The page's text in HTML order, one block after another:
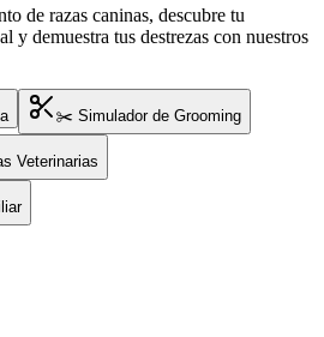
de razas caninas, descubre tu
y demuestra tus destrezas con nuestros
✂️ Simulador de Grooming
Veterinarias